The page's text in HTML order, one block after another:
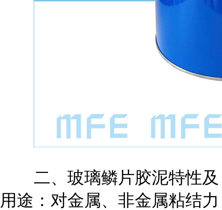
二、玻璃鳞片胶泥特性及
用途：对金属、非金属粘结力